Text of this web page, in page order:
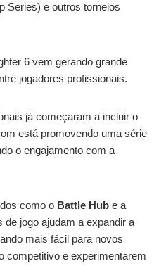
Series) e outros torneios
6 vem gerando grande
jogadores profissionais.
já começaram a incluir o
está promovendo uma série
o engajamento com a
como o Battle Hub e a
jogo ajudam a expandir a
mais fácil para novos
competitivo e experimentarem